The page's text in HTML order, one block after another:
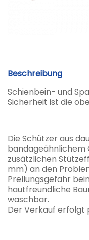
Beschreibung
Schienbein- und
Sicherheit ist die
Die Schützer aus
bandageähnlichem
zusätzlichen
mm) an den
Prellungsgefahr
hautfreundliche
waschbar.
Der Verkauf erfolgt